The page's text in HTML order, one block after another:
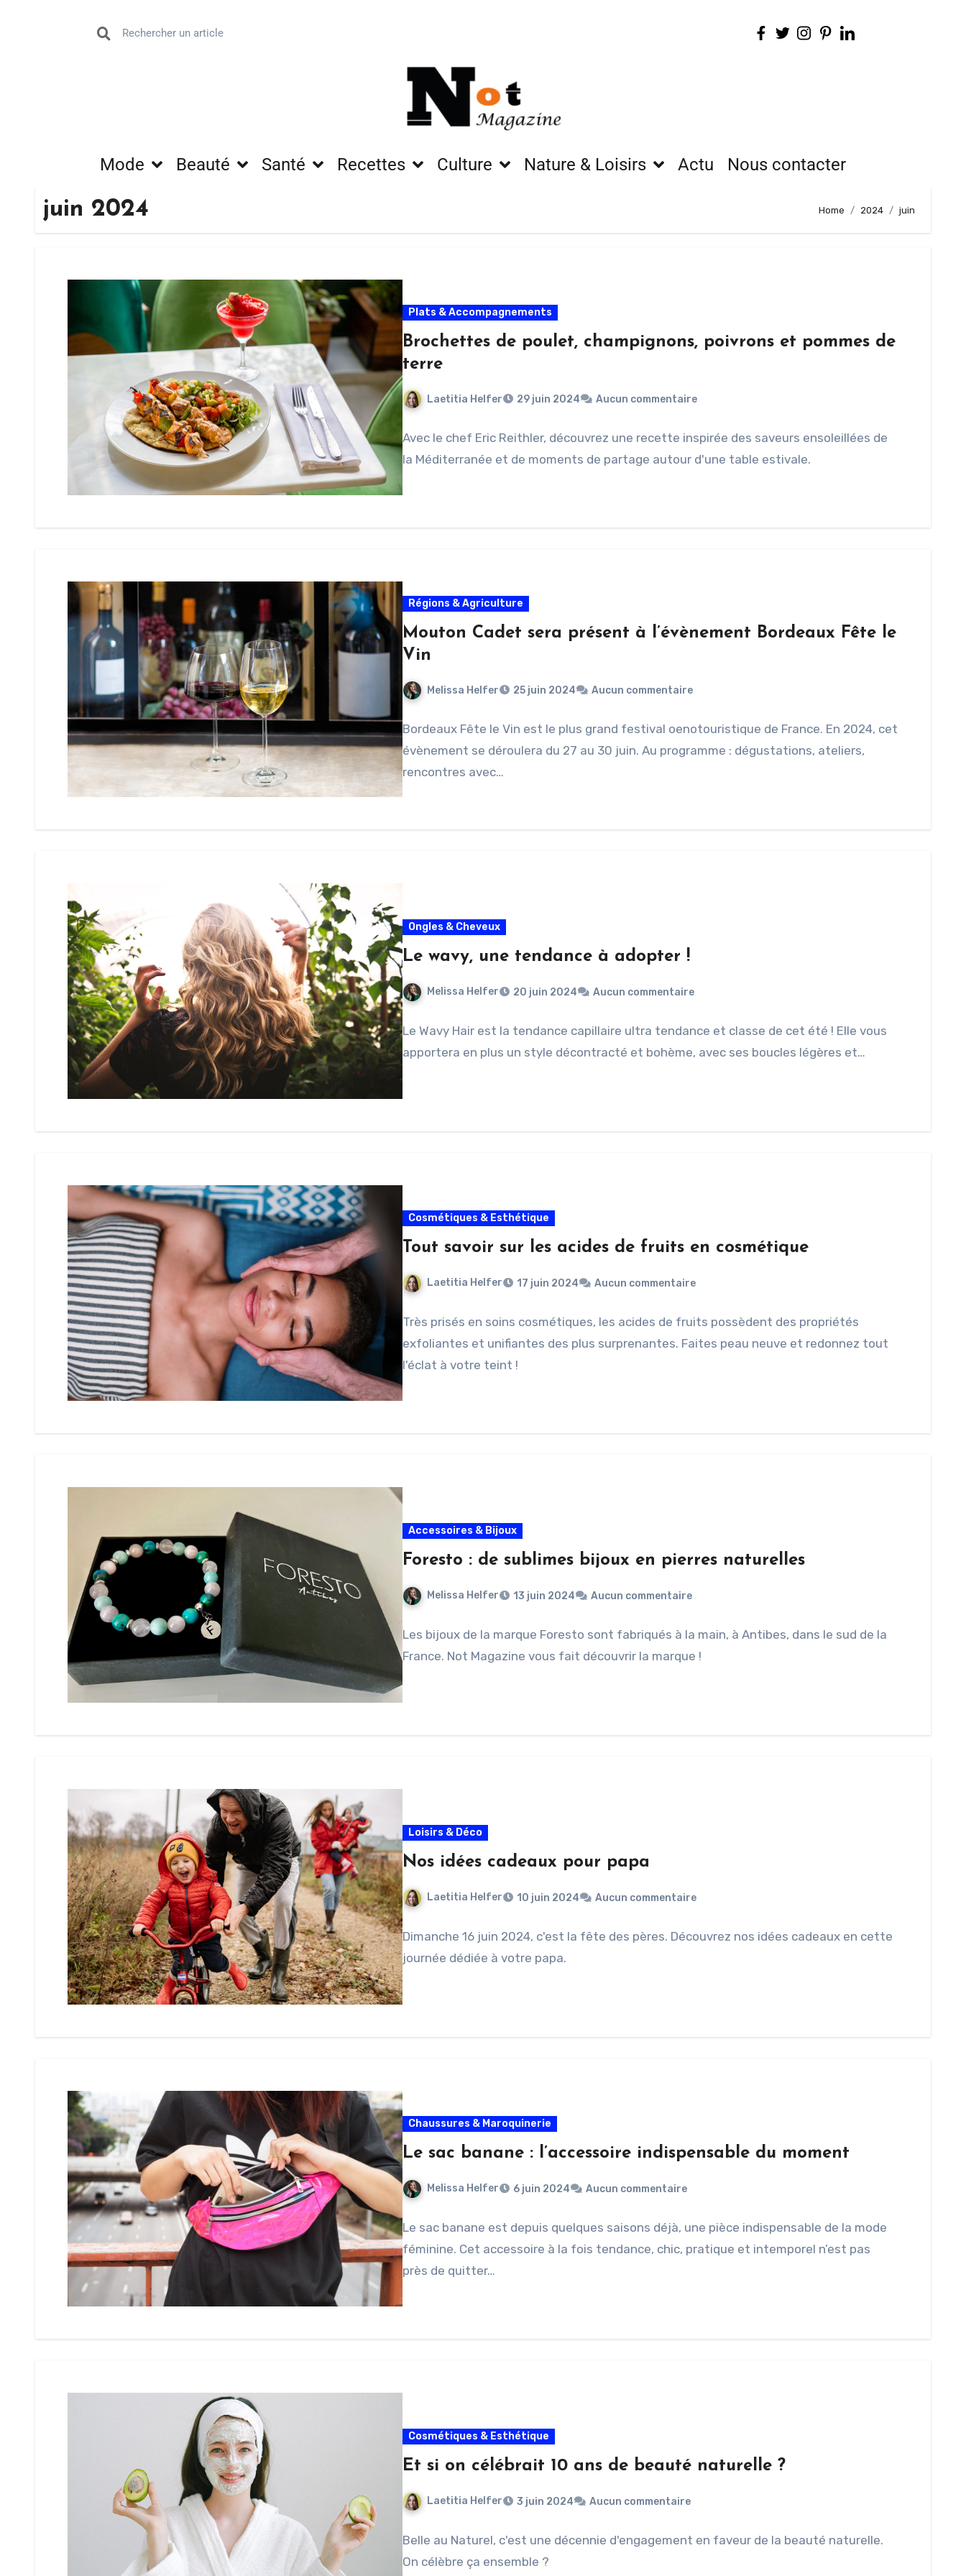
Mode Beauté Santé Recettes Culture Nature & Loisirs Actu Nous contacter
juin 2024 Home 2024 juin
Plats & Accompagnements
Brochettes de poulet, champignons, poivrons et pommes de
terre
Laetitia Helfer 29 juin 2024 Aucun commentaire
Avec le chef Eric Reithler, découvrez une recette inspirée des saveurs ensoleillées de
la Méditerranée et de moments de partage autour d'une table estivale.
Régions & Agriculture
Mouton Cadet sera présent à l’évènement Bordeaux Fête le
Vin
Melissa Helfer 25 juin 2024 Aucun commentaire
Bordeaux Fête le Vin est le plus grand festival oenotouristique de France. En 2024, cet
évènement se déroulera du 27 au 30 juin. Au programme : dégustations, ateliers,
rencontres avec…
Ongles & Cheveux
Le wavy, une tendance à adopter !
Melissa Helfer 20 juin 2024 Aucun commentaire
Le Wavy Hair est la tendance capillaire ultra tendance et classe de cet été ! Elle vous
apportera en plus un style décontracté et bohème, avec ses boucles légères et…
Cosmétiques & Esthétique
Tout savoir sur les acides de fruits en cosmétique
Laetitia Helfer 17 juin 2024 Aucun commentaire
Très prisés en soins cosmétiques, les acides de fruits possèdent des propriétés
exfoliantes et unifiantes des plus surprenantes. Faites peau neuve et redonnez tout
l'éclat à votre teint !
Accessoires & Bijoux
Foresto : de sublimes bijoux en pierres naturelles
Melissa Helfer 13 juin 2024 Aucun commentaire
Les bijoux de la marque Foresto sont fabriqués à la main, à Antibes, dans le sud de la
France. Not Magazine vous fait découvrir la marque !
Loisirs & Déco
Nos idées cadeaux pour papa
Laetitia Helfer 10 juin 2024 Aucun commentaire
Dimanche 16 juin 2024, c'est la fête des pères. Découvrez nos idées cadeaux en cette
journée dédiée à votre papa.
Chaussures & Maroquinerie
Le sac banane : l’accessoire indispensable du moment
Melissa Helfer 6 juin 2024 Aucun commentaire
Le sac banane est depuis quelques saisons déjà, une pièce indispensable de la mode
féminine. Cet accessoire à la fois tendance, chic, pratique et intemporel n’est pas
près de quitter…
Cosmétiques & Esthétique
Et si on célébrait 10 ans de beauté naturelle ?
Laetitia Helfer 3 juin 2024 Aucun commentaire
Belle au Naturel, c'est une décennie d'engagement en faveur de la beauté naturelle.
On célèbre ça ensemble ?